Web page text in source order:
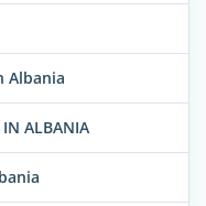
Albania
IN ALBANIA